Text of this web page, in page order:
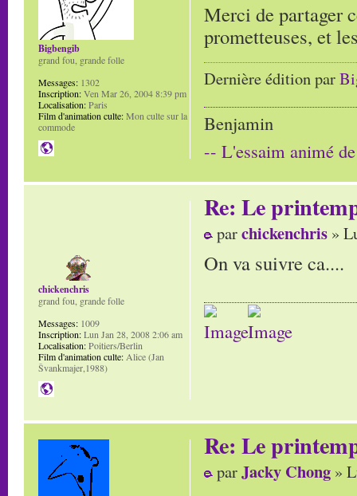
Merci de partager
prometteuses, et
Dernière édition par
Benjamin
-- L'essaim animé
Bigbengib
grand fou, grande folle
Messages: 1302
Inscription:Ven Mar 26, 2004 8:39 pm
Localisation:Paris
Film d'animation culte:Mon culte sur la
commode
Re: Le
parchickenchris »
On va suivre ca....
chickenchris
grand fou, grande folle
Messages: 1009
Inscription:Lun Jan 28, 2008 2:06 am
Localisation:Poitiers/Berlin
Film d'animation culte:Alice (Jan
Švankmajer,1988)
Re: Le
parJacky Chong »